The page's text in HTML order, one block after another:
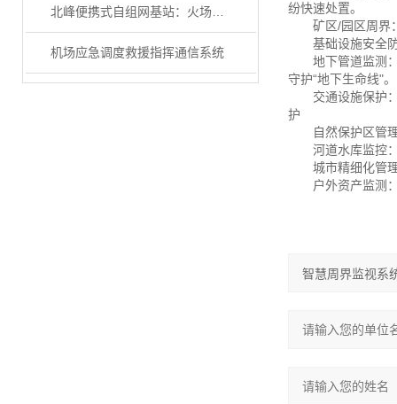
机场应急调度救援指挥通信系统
纷快速处置。
矿区/园区周界：
基础设施安全
地下管道监测：
守护“地下生命线"。
交通设施保护：
护
自然保护区管理
河道水库监控：
城市精细化管
户外资产监测：